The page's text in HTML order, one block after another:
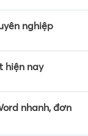
nghiệp
hiện nay
nhanh, đơn